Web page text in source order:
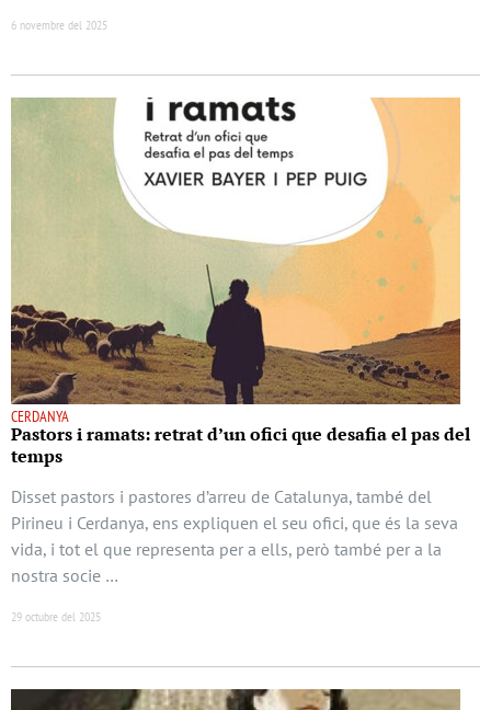
6 novembre del 2025
CERDANYA
Pastors i ramats: retrat d’un ofici que desafia el pas del
temps
Disset pastors i pastores d’arreu de Catalunya, també del
Pirineu i Cerdanya, ens expliquen el seu ofici, que és la seva
vida, i tot el que representa per a ells, però també per a la
nostra socie …
29 octubre del 2025